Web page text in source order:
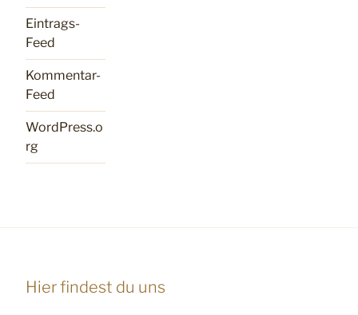
Eintrags-
Feed
Kommentar-
Feed
WordPress.o
rg
Hier findest du uns